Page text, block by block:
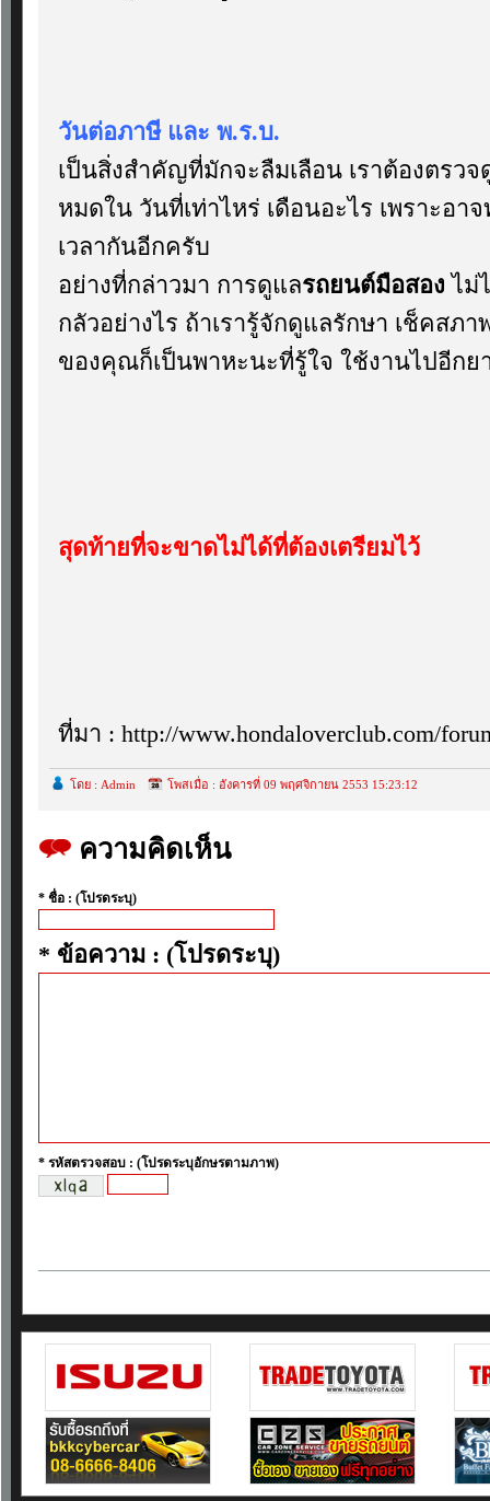
วันต่อภาษี และ พ.ร.บ.
เป็นสิ่งสำคัญที่มักจะลืมเลือน เราต้องตรว
หมดใน วันที่เท่าไหร่ เดือนอะไร เพราะอา
เวลากันอีกครับ
อย่างที่กล่าวมา การดูแลรถยนต์มือสอง ไม่
กลัวอย่างไร ถ้าเรารู้จักดูแลรักษา เช็คสภ
ของคุณก็เป็นพาหะนะที่รู้ใจ ใช้งานไปอีกย
สุดท้ายที่จะขาดไม่ได้ที่ต้องเตรียมไว้
ที่มา : http://www.hondaloverclub.com/
โดย : Admin โพสเมื่อ : อังคารที่ 09 พฤศจิกายน 2553 15:23:12
ความคิดเห็น
* ชื่อ : (โปรดระบุ)
* ข้อความ : (โปรดระบุ)
* รหัสตรวจสอบ : (โปรดระบุอักษรตามภาพ)